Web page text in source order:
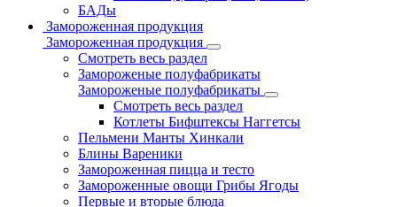
БАДы
Замороженная продукция
Замороженная продукция
Смотреть весь раздел
Замороженые полуфабрикаты
Замороженые полуфабрикаты
Смотреть весь раздел
Котлеты Бифштексы Наггетсы
Пельмени Манты Хинкали
Блины Вареники
Замороженная пицца и тесто
Замороженные овощи Грибы Ягоды
Первые и вторые блюда